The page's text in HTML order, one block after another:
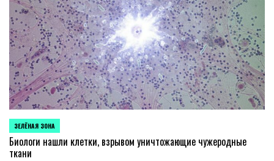
POSTED
IN
ЗЕЛЁНАЯ ЗОНА
Биологи нашли клетки, взрывом уничтожающие чужеродные
ткани